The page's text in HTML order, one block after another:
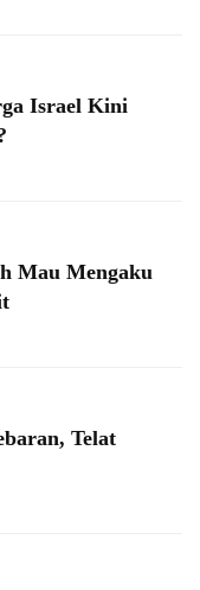
Israel Kini
Mau Mengaku
Telat